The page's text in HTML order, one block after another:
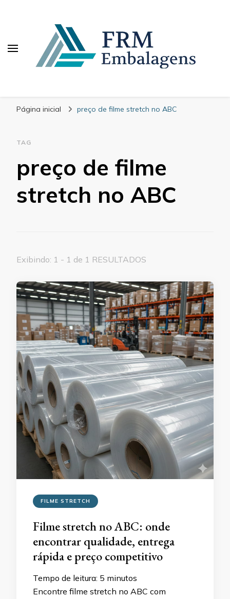
Página inicial preço de filme stretch no ABC
TAG
preço de filme
stretch no ABC
Exibindo: 1 - 1 de 1 RESULTADOS
FILME STRETCH
Filme stretch no ABC: onde
encontrar qualidade, entrega
rápida e preço competitivo
Tempo de leitura: 5 minutos
Encontre filme stretch no ABC com